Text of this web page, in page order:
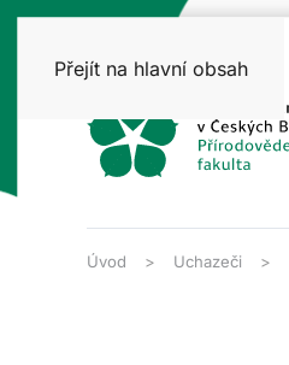
Přejít na hlavní obsah
Úvod Uchazeči